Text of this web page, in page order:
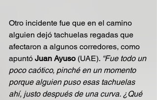
Otro incidente fue que en el camino
alguien dejó tachuelas regadas que
afectaron a algunos corredores, como
apuntó Juan Ayuso (UAE). “Fue todo un
poco caótico, pinché en un momento
porque alguien puso esas tachuelas
ahí, justo después de una curva. ¿Qué